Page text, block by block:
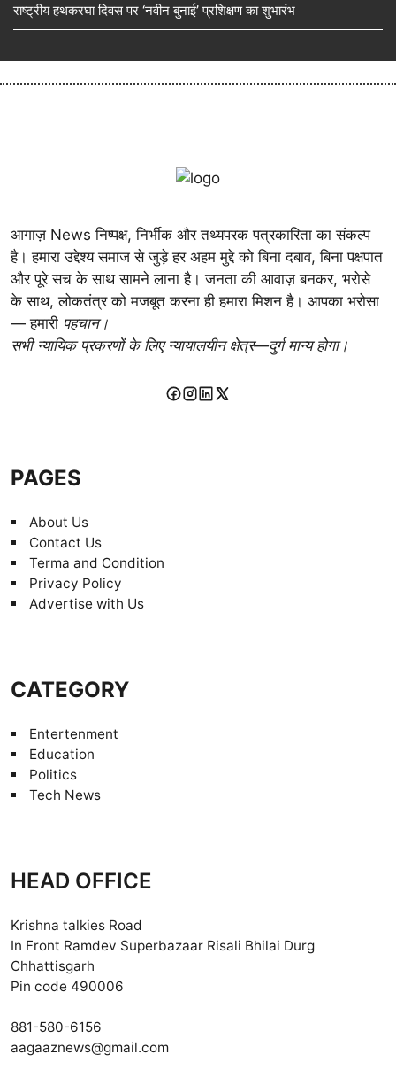
राष्ट्रीय हथकरघा दिवस पर ‘नवीन बुनाई’ प्रशिक्षण का शुभारंभ
आगाज़ News निष्पक्ष, निर्भीक और तथ्यपरक पत्रकारिता का संकल्प
है। हमारा उद्देश्य समाज से जुड़े हर अहम मुद्दे को बिना दबाव, बिना पक्षपात
और पूरे सच के साथ सामने लाना है। जनता की आवाज़ बनकर, भरोसे
के साथ, लोकतंत्र को मजबूत करना ही हमारा मिशन है। आपका भरोसा
— हमारी पहचान।
सभी न्यायिक प्रकरणों के लिए न्यायालयीन क्षेत्र—दुर्ग मान्य होगा।
PAGES
About Us
Contact Us
Terma and Condition
Privacy Policy
Advertise with Us
CATEGORY
Entertenment
Education
Politics
Tech News
HEAD OFFICE
Krishna talkies Road
In Front Ramdev Superbazaar Risali Bhilai Durg
Chhattisgarh
Pin code 490006
881-580-6156
aagaaznews@gmail.com